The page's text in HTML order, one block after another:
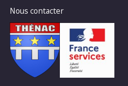
Nous contacter